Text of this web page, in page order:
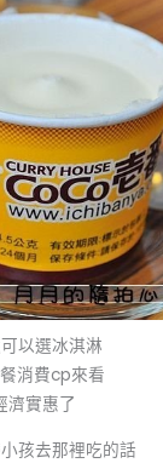
以選冰淇淋
消費cp來看
濟實惠了
孩去那裡吃的話